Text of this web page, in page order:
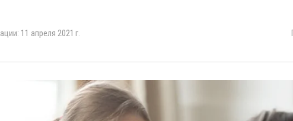
11 апреля 2021 г.